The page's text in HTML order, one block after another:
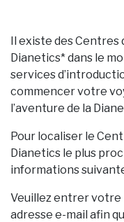
Il existe des Centres
Dianetics* dans le
services
commencer votre
l’aventure de la
Pour localiser le
Dianetics le plus
informations
Veuillez entrer votre
adresse e-mail afin